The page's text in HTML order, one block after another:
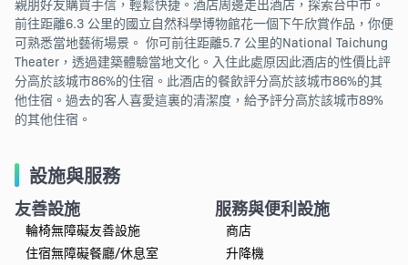
親朋好友購買手信，輕鬆快捷。酒店周邊走出酒店，探索台中市。
前往距離6.3 公里的國立自然科學博物館花一個下午欣賞作品，你便
可熟悉當地藝術場景。 你可前往距離5.7 公里的National Taichung
Theater，透過建築體驗當地文化。入住此處原因此酒店的性價比評
分高於該城市86%的住宿。此酒店的餐飲評分高於該城市86%的其
他住宿。過去的客人喜愛這裏的清潔度，給予評分高於該城市89%
的其他住宿。
設施與服務
友善設施
輪椅無障礙友善設施
住宿無障礙餐廳/休息室
服務與便利設施
商店
升降機